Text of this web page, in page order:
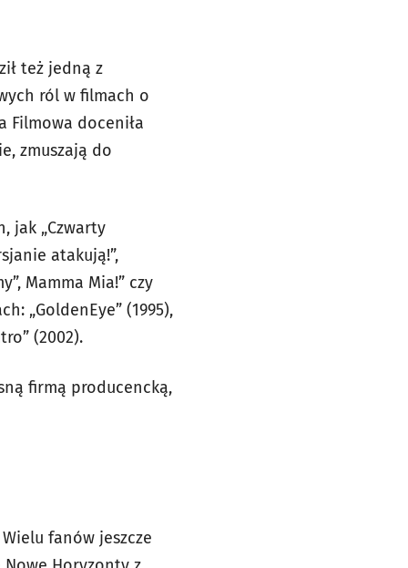
też jedną z
ról w filmach o
Filmowa doceniła
zmuszają do
jak „Czwarty
atakują!”,
Mamma Mia!” czy
„GoldenEye” (1995),
(2002).
firmą producencką,
fanów jeszcze